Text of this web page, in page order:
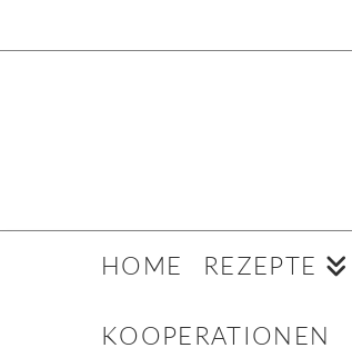
HOME REZEPTE
KOOPERATIONEN